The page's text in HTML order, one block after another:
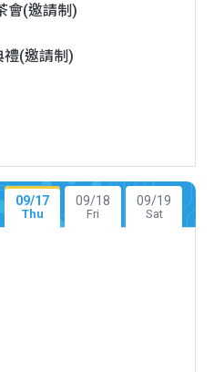
會(邀請制)
禮(邀請制)
09/17
Thu
09/18
Fri
09/19
Sat